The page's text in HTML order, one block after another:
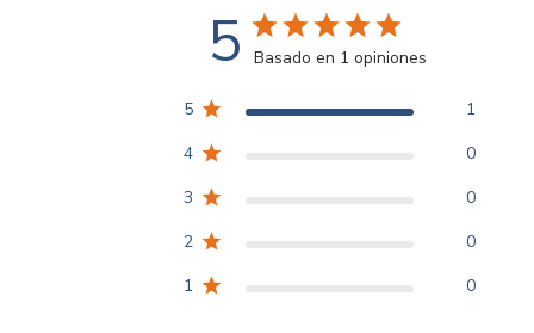
5 Basado en 1 opiniones
5
1
4
0
3
0
2
0
1
0